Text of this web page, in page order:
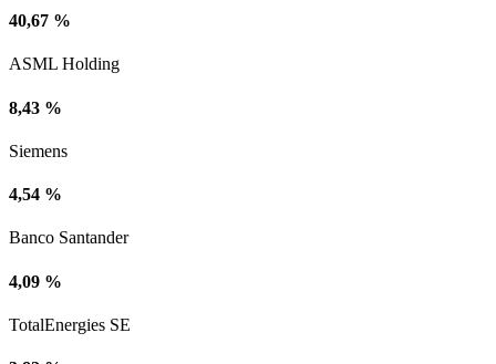
40,67 %
ASML Holding
8,43 %
Siemens
4,54 %
Banco Santander
4,09 %
TotalEnergies SE